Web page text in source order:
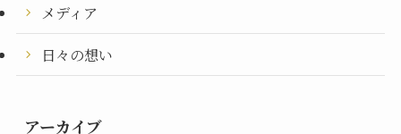
メディア
日々の想い
アーカイブ